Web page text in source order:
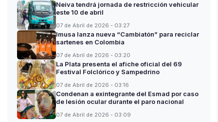
Neiva tendrá jornada de restricción vehicular
este 10 de abril
07 de Abril de 2026 - 03:27
Imusa lanza nueva “Cambiatón” para reciclar
sartenes en Colombia
07 de Abril de 2026 - 03:20
La Plata presenta el afiche oficial del 69
Festival Folclórico y Sampedrino
07 de Abril de 2026 - 03:16
Condenan a exintegrante del Esmad por caso
de lesión ocular durante el paro nacional
07 de Abril de 2026 - 03:09